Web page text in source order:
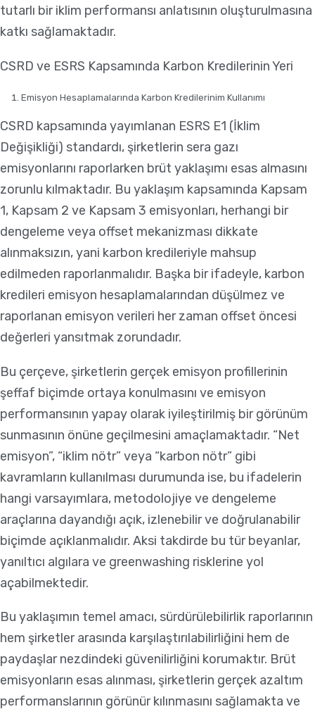
tutarlı bir iklim performansı anlatısının oluşturulmasına
katkı sağlamaktadır.
CSRD ve ESRS Kapsamında Karbon Kredilerinin Yeri
Emisyon Hesaplamalarında Karbon Kredilerinim Kullanımı
CSRD kapsamında yayımlanan ESRS E1 (İklim
Değişikliği) standardı, şirketlerin sera gazı
emisyonlarını raporlarken brüt yaklaşımı esas almasını
zorunlu kılmaktadır. Bu yaklaşım kapsamında Kapsam
1, Kapsam 2 ve Kapsam 3 emisyonları, herhangi bir
dengeleme veya offset mekanizması dikkate
alınmaksızın, yani karbon kredileriyle mahsup
edilmeden raporlanmalıdır. Başka bir ifadeyle, karbon
kredileri emisyon hesaplamalarından düşülmez ve
raporlanan emisyon verileri her zaman offset öncesi
değerleri yansıtmak zorundadır.
Bu çerçeve, şirketlerin gerçek emisyon profillerinin
şeffaf biçimde ortaya konulmasını ve emisyon
performansının yapay olarak iyileştirilmiş bir görünüm
sunmasının önüne geçilmesini amaçlamaktadır. “Net
emisyon”, “iklim nötr” veya “karbon nötr” gibi
kavramların kullanılması durumunda ise, bu ifadelerin
hangi varsayımlara, metodolojiye ve dengeleme
araçlarına dayandığı açık, izlenebilir ve doğrulanabilir
biçimde açıklanmalıdır. Aksi takdirde bu tür beyanlar,
yanıltıcı algılara ve greenwashing risklerine yol
açabilmektedir.
Bu yaklaşımın temel amacı, sürdürülebilirlik raporlarının
hem şirketler arasında karşılaştırılabilirliğini hem de
paydaşlar nezdindeki güvenilirliğini korumaktır. Brüt
emisyonların esas alınması, şirketlerin gerçek azaltım
performanslarının görünür kılınmasını sağlamakta ve